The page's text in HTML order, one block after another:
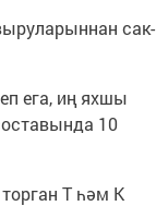
сак­
ега, иң яхшы
10
Т һәм К